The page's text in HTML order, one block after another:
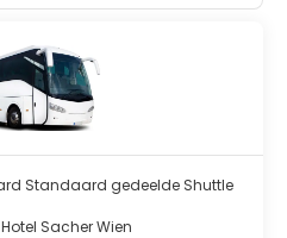
Standaard gedeelde Shuttle
Hotel Sacher Wien